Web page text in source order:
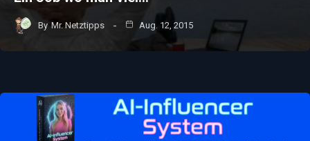
By Mr. Netztipps Aug. 12, 2015